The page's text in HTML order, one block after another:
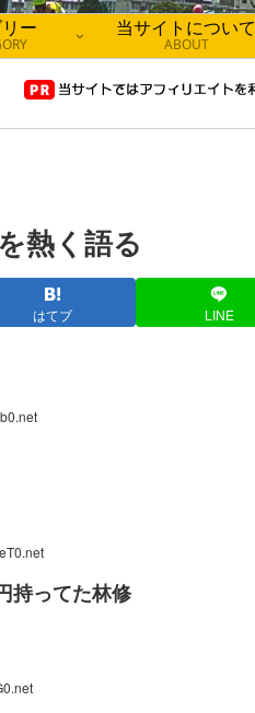
ー 当サイトについて
ABOUT
熱く語る
はてブ LINE
持ってた林修